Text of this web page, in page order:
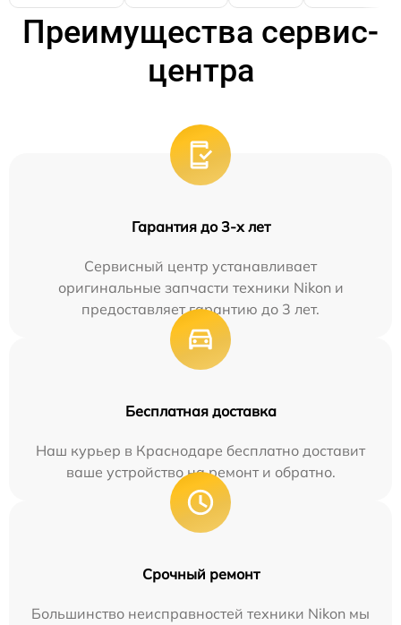
Преимущества сервис-
центра
Гарантия до 3-х лет
Сервисный центр устанавливает
оригинальные запчасти техники Nikon и
предоставляет гарантию до 3 лет.
Бесплатная доставка
Наш курьер в Краснодаре бесплатно доставит
ваше устройство на ремонт и обратно.
Срочный ремонт
Большинство неисправностей техники Nikon мы